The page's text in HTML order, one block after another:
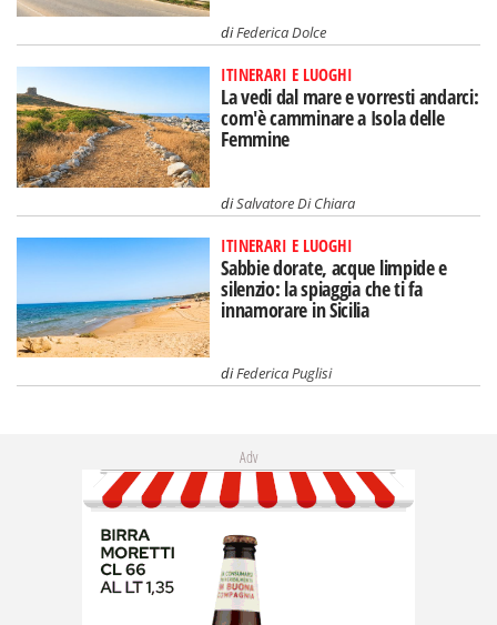
diFederica Dolce
ITINERARI E LUOGHI
La vedi dal mare e vorresti andarci:
com'è camminare a Isola delle
Femmine
diSalvatore Di Chiara
ITINERARI E LUOGHI
Sabbie dorate, acque limpide e
silenzio: la spiaggia che ti fa
innamorare in Sicilia
diFederica Puglisi
Adv